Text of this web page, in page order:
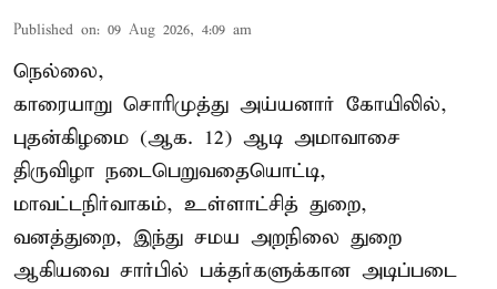
Published on: 09 Aug 2026, 4:09 am
நெல்லை,
காரையாறு சொரிமுத்து அய்யனார் கோயிலில்,
புதன்கிழமை (ஆக. 12) ஆடி அமாவாசை
திருவிழா நடைபெறுவதையொட்டி,
மாவட்டநிர்வாகம், உள்ளாட்சித் துறை,
வனத்துறை, இந்து சமய அறநிலை துறை
ஆகியவை சார்பில் பக்தர்களுக்கான அடிப்படை